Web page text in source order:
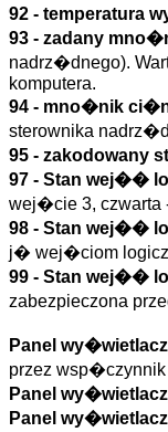
92 - temperatura
93 - zadany
nadrz�dnego).
komputera.
94 - mno�nik
sterownika
95 - zakodowany
97 - Stan wej��
wej�cie 3, czwarta
98 - Stan wej��
j� wej�ciom
99 - Stan wej��
zabezpieczona
Panel
przez
Panel
Panel